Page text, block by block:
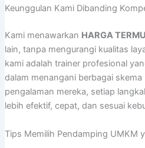
Keunggulan Kami Dibanding
Kami menawarkan HARGA
lain, tanpa mengurangi kualitas
kami adalah trainer profesional
dalam menangani berbagai skema
pengalaman mereka, setiap
lebih efektif, cepat, dan sesuai
Tips Memilih Pendamping UMKM